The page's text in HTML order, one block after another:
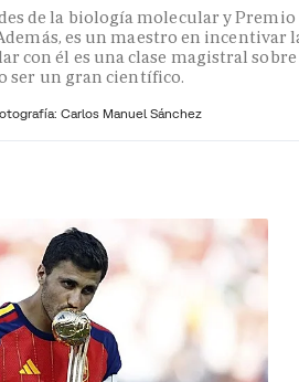
de la biología molecular y Premio
es un maestro en incentivar
con él es una clase magistral sobre
ser un gran científico.
Carlos Manuel Sánchez